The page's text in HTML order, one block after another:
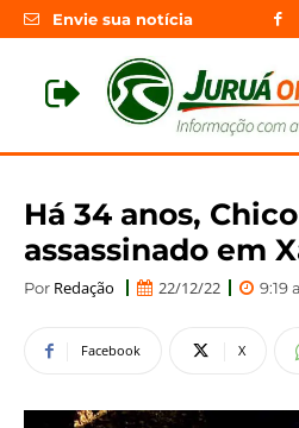
Envie sua notícia
Há 34 anos,
assassinado em
Por Redação 22/12/22 9:19
Facebook X